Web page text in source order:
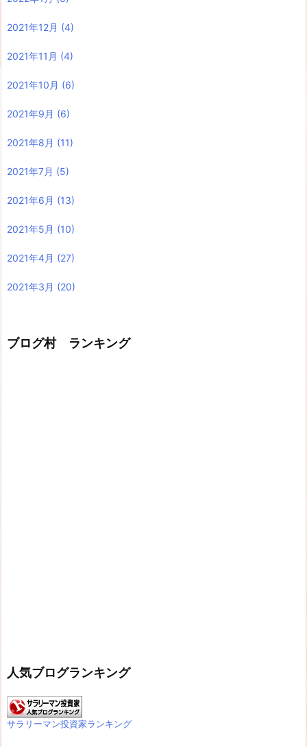
2021年12月 (4)
2021年11月 (4)
2021年10月 (6)
2021年9月 (6)
2021年8月 (11)
2021年7月 (5)
2021年6月 (13)
2021年5月 (10)
2021年4月 (27)
2021年3月 (20)
ブログ村 ランキング
人気ブログランキング
サラリーマン投資家ランキング